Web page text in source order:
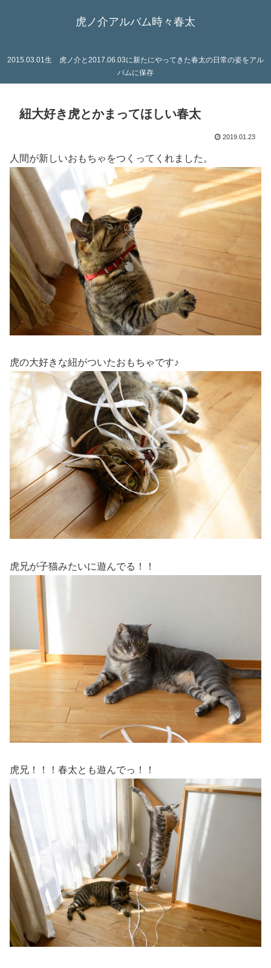
虎ノ介アルバム時々春太
2015.03.01生 虎ノ介と2017.06.03に新たにやってきた春太の日常の姿をアル
バムに保存
紐大好き虎とかまってほしい春太
2019.01.23
人間が新しいおもちゃをつくってくれました。
虎の大好きな紐がついたおもちゃです♪
虎兄が子猫みたいに遊んでる！！
虎兄！！！春太とも遊んでっ！！